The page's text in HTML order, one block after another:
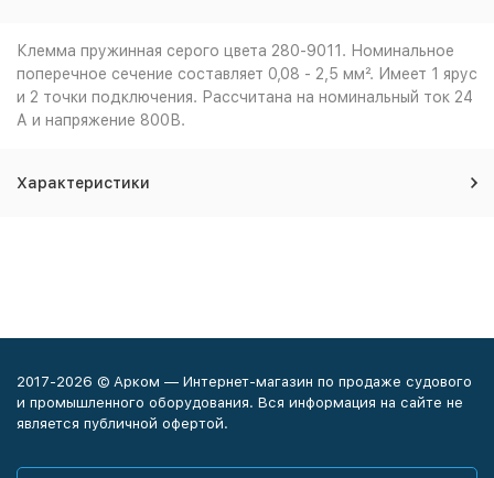
Клемма пружинная серого цвета 280-9011. Номинальное
поперечное сечение составляет 0,08 - 2,5 мм². Имеет 1 ярус
и 2 точки подключения. Рассчитана на номинальный ток 24
А и напряжение 800В.
Характеристики
2017-2026 © Арком — Интернет-магазин по продаже судового
и промышленного оборудования. Вся информация на сайте не
является публичной офертой.